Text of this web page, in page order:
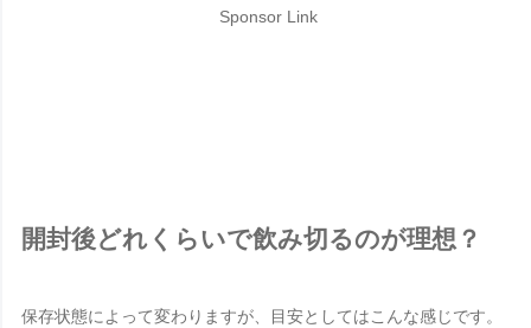
Sponsor Link
開封後どれくらいで飲み切るのが理想？
保存状態によって変わりますが、目安としてはこんな感じです。